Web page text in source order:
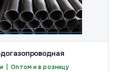
| Оптом и в розницу